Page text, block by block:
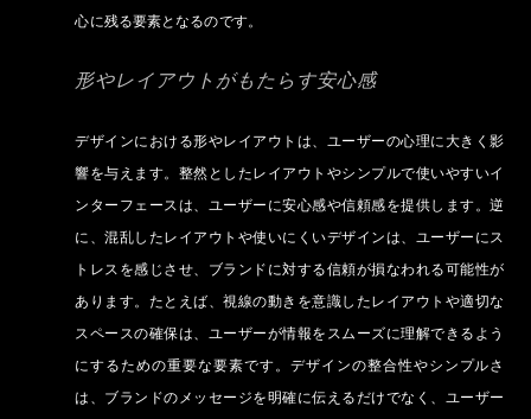
心に残る要素となるのです。
形やレイアウトがもたらす安心感
デザインにおける形やレイアウトは、ユーザーの心理に大きく影
響を与えます。整然としたレイアウトやシンプルで使いやすいイ
ンターフェースは、ユーザーに安心感や信頼感を提供します。逆
に、混乱したレイアウトや使いにくいデザインは、ユーザーにス
トレスを感じさせ、ブランドに対する信頼が損なわれる可能性が
あります。たとえば、視線の動きを意識したレイアウトや適切な
スペースの確保は、ユーザーが情報をスムーズに理解できるよう
にするための重要な要素です。デザインの整合性やシンプルさ
は、ブランドのメッセージを明確に伝えるだけでなく、ユーザー